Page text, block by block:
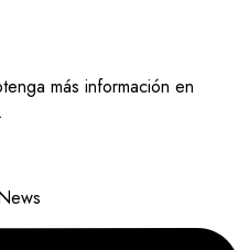
más información en
.